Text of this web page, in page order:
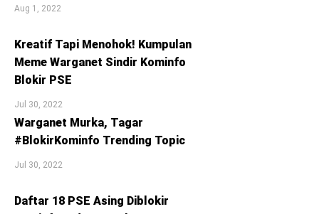
Aug 1, 2022
Kreatif Tapi Menohok! Kumpulan
Meme Warganet Sindir Kominfo
Blokir PSE
Jul 30, 2022
Warganet Murka, Tagar
#BlokirKominfo Trending Topic
Jul 30, 2022
Daftar 18 PSE Asing Diblokir